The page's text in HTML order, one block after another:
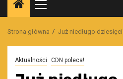
Menu
główne
Strona główna Już niedługo
Aktualności CDN poleca!